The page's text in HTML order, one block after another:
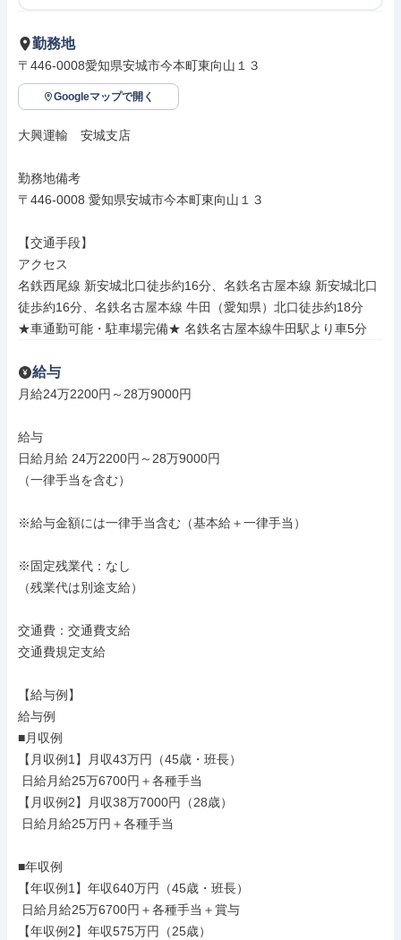
勤務地
〒446-0008愛知県安城市今本町東向山１３
Googleマップで開く
大興運輸　安城支店
勤務地備考
〒446-0008 愛知県安城市今本町東向山１３
【交通手段】
アクセス
名鉄西尾線 新安城北口徒歩約16分、名鉄名古屋本線 新安城北口
徒歩約16分、名鉄名古屋本線 牛田（愛知県）北口徒歩約18分
★車通勤可能・駐車場完備★ 名鉄名古屋本線牛田駅より車5分
給与
月給24万2200円～28万9000円
給与
日給月給 24万2200円～28万9000円
（一律手当を含む）
※給与金額には一律手当含む（基本給＋一律手当）
※固定残業代：なし
（残業代は別途支給）
交通費：交通費支給
交通費規定支給
【給与例】
給与例
■月収例
【月収例1】月収43万円（45歳・班長）
【月収例2】月収38万7000円（28歳）
■年収例
【年収例1】年収640万円（45歳・班長）
【年収例2】年収575万円（25歳）